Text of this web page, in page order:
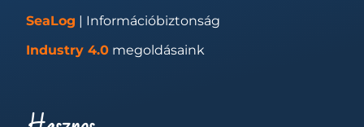
SeaLog | Információbiztonság
Industry 4.0 megoldásaink